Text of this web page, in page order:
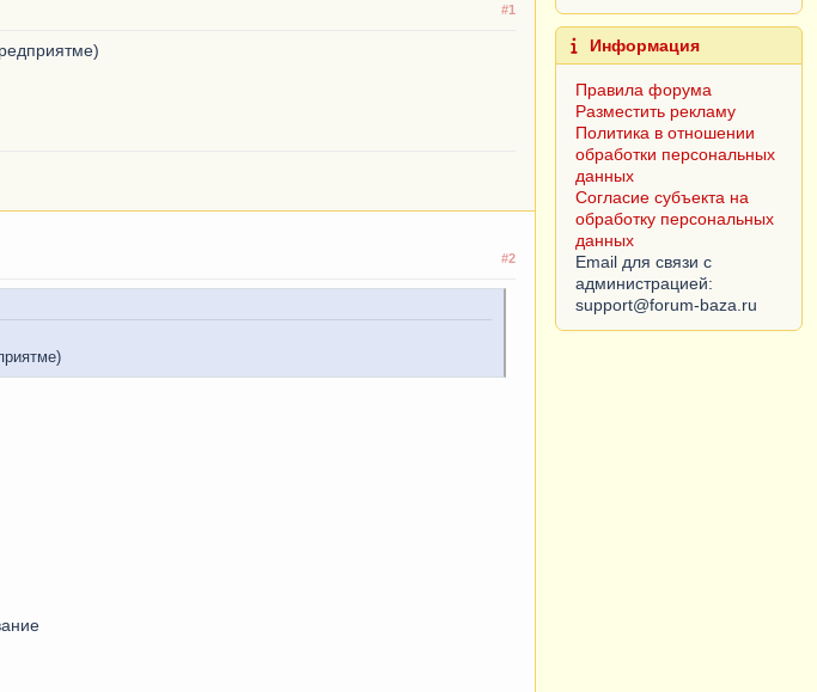
#1
#2
Информация
Правила форума
Разместить рекламу
Политика в отношении
обработки персональных
данных
Согласие субъекта на
обработку персональных
данных
Email для связи с
администрацией: